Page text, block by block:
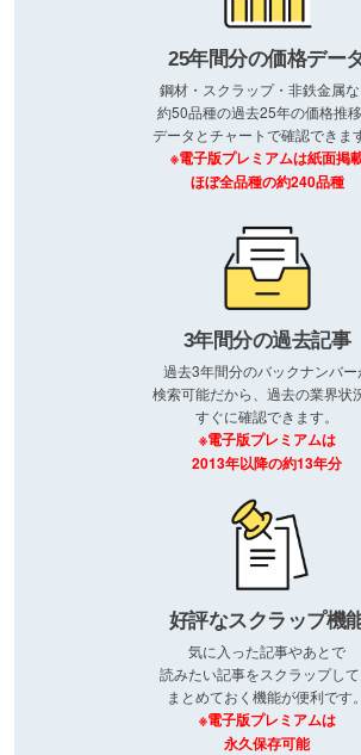
25年間分の価格デー
鋼材・スクラップ・非鉄金属
約50品種の過去25年の価格推
データとチャートで確認できます
※電子版プレミアムは紙面掲
ほぼ全品種の約240品種
3年間分の過去記事
過去3年間分のバックナンバー
検索可能だから、過去の業界状
すぐに確認できます。
※電子版プレミアムは
2013年以降の約13年分
好評なスクラップ機
気に入った記事やあとで
読みたい記事をスクラップして
まとめておく機能が便利です。
※電子版プレミアムは
永久保存可能